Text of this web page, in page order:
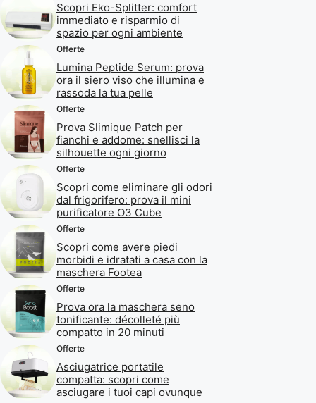
Scopri Eko-Splitter: comfort
immediato e risparmio di
spazio per ogni ambiente
Offerte
Lumina Peptide Serum: prova
ora il siero viso che illumina e
rassoda la tua pelle
Offerte
Prova Slimique Patch per
fianchi e addome: snellisci la
silhouette ogni giorno
Offerte
Scopri come eliminare gli odori
dal frigorifero: prova il mini
purificatore O3 Cube
Offerte
Scopri come avere piedi
morbidi e idratati a casa con la
maschera Footea
Offerte
Prova ora la maschera seno
tonificante: décolleté più
compatto in 20 minuti
Offerte
Asciugatrice portatile
compatta: scopri come
asciugare i tuoi capi ovunque